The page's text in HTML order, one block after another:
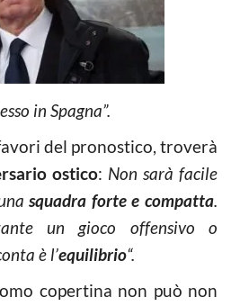
in Spagna”.
del pronostico, troverà
ostico: Non sarà facile
squadra forte e compatta.
un gioco offensivo o
è l’equilibrio“.
copertina non può non